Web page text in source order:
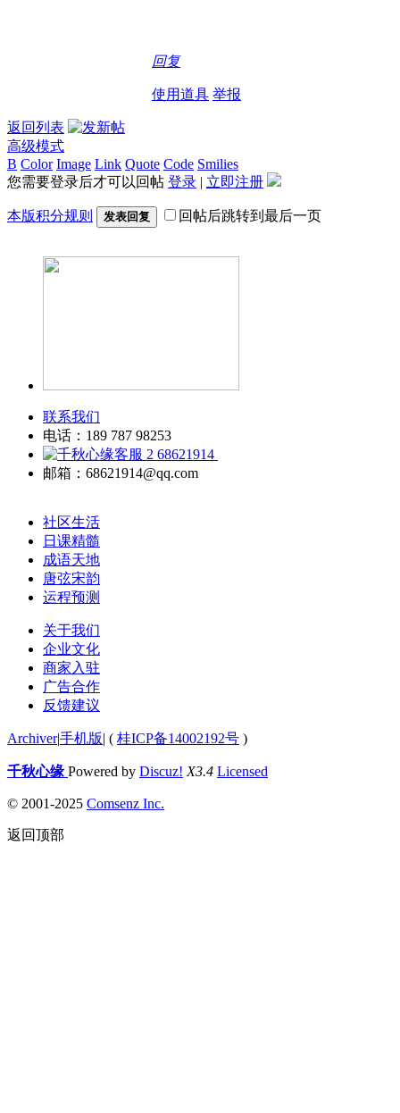
回复
使用道具 举报
返回列表
高级模式
B Color Image Link Quote Code Smilies
您需要登录后才可以回帖 登录 | 立即注册
本版积分规则 发表回复 回帖后跳转到最后一页
联系我们
电话：189 787 98253
68621914
邮箱：68621914@qq.com
社区生活
日课精髓
成语天地
唐弦宋韵
运程预测
关于我们
企业文化
商家入驻
广告合作
反馈建议
Archiver|手机版| ( 桂ICP备14002192号 )
千秋心缘 Powered by Discuz! X3.4 Licensed
© 2001-2025 Comsenz Inc.
返回顶部